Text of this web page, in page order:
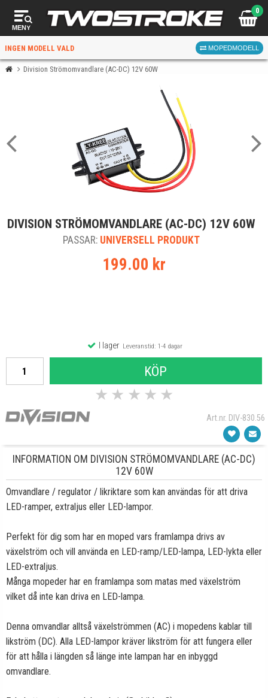
MENY
0
INGEN MODELL VALD MOPEDMODELL
FÖR RÄTT DELAR
När du valt kommer butiken visa delar för vald moped
och universella produkter.
Division Strömomvandlare (AC-DC) 12V 60W
DIVISION STRÖMOMVANDLARE (AC-DC) 12V 60W
PASSAR: UNIVERSELL PRODUKT
199.00 kr
I lagerLeveranstid: 1-4 dagar
KÖP
★ ★ ★ ★ ★
Art.nr. DIV-830.56
INFORMATION OM DIVISION STRÖMOMVANDLARE (AC-DC)
12V 60W
Omvandlare / regulator / likriktare som kan användas för att driva
LED-ramper, extraljus eller LED-lampor.
Perfekt för dig som har en moped vars framlampa drivs av
växelström och vill använda en LED-ramp/LED-lampa, LED-lykta eller
LED-extraljus.
Många mopeder har en framlampa som matas med växelström
vilket då inte kan driva en LED-lampa.
Denna omvandlar alltså växelströmmen (AC) i mopedens kablar till
likström (DC). Alla LED-lampor kräver likström för att fungera eller
för att hålla i längden så länge inte lampan har en inbyggd
omvandlare.